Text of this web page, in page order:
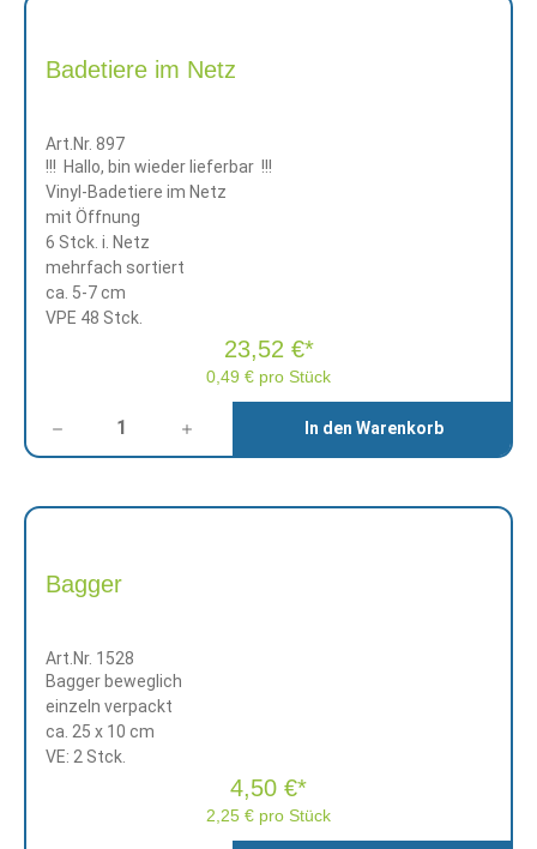
Badetiere im Netz
Art.Nr. 897
!!! Hallo, bin wieder lieferbar !!!
Vinyl-Badetiere im Netz
mit Öffnung
6 Stck. i. Netz
mehrfach sortiert
ca. 5-7 cm
VPE 48 Stck.
0,49 € pro Stück
23,52 €*
In den Warenkorb
Bagger
Art.Nr. 1528
Bagger beweglich
einzeln verpackt
ca. 25 x 10 cm
VE: 2 Stck.
2,25 € pro Stück
4,50 €*